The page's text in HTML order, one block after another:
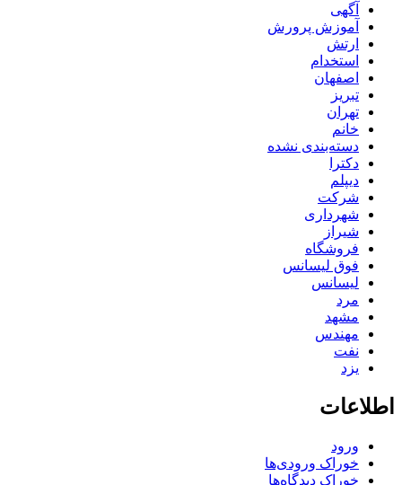
آگهی
آموزش پرورش
ارتش
استخدام
اصفهان
تبریز
تهران
خانم
دسته‌بندی نشده
دکترا
دیپلم
شرکت
شهرداری
شیراز
فروشگاه
فوق لیسانس
لیسانس
مرد
مشهد
مهندس
نفت
یزد
اطلاعات
ورود
خوراک ورودی‌ها
خوراک دیدگاه‌ها